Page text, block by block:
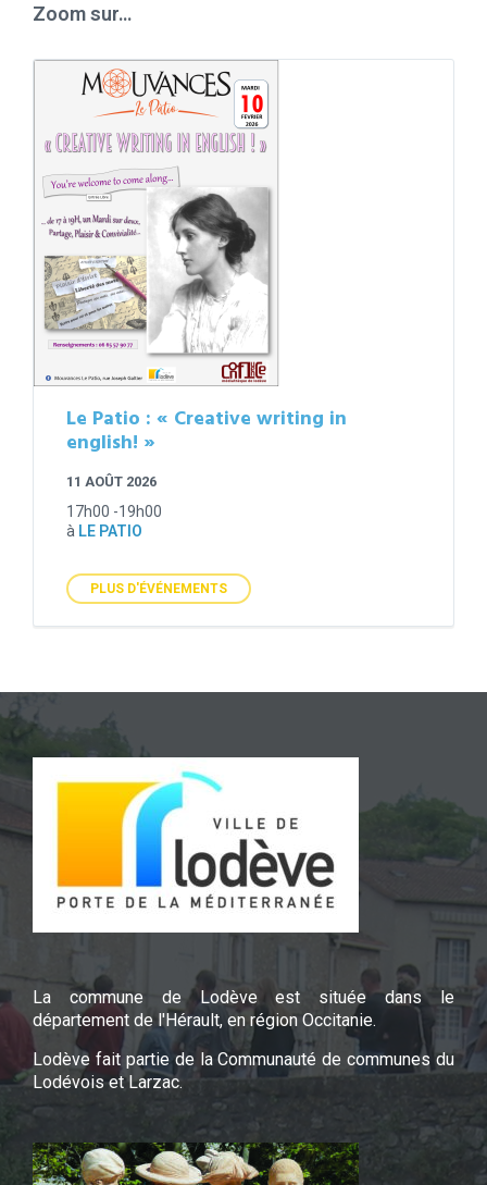
Zoom sur…
Le Patio : « Creative writing in
english! »
11 AOÛT 2026
17h00 -19h00
à LE PATIO
PLUS D'ÉVÉNEMENTS
La commune de Lodève est située dans le
département de l'Hérault, en région Occitanie.
Lodève fait partie de la Communauté de communes du
Lodévois et Larzac.